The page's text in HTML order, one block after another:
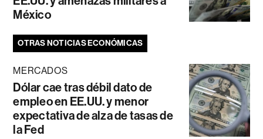
México
OTRAS NOTICIAS ECONÓMICAS
MERCADOS
Dólar cae tras débil dato de
empleo en EE.UU. y menor
expectativa de alza de tasas de
la Fed